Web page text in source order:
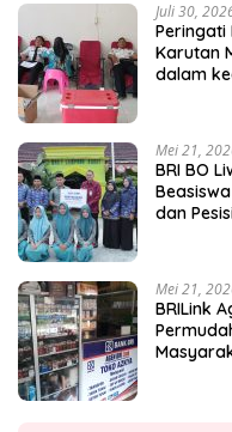
Juli 30,
Peringati
Karutan
dalam
Mei 21,
BRI BO
dan
Mei 21,
BRILink